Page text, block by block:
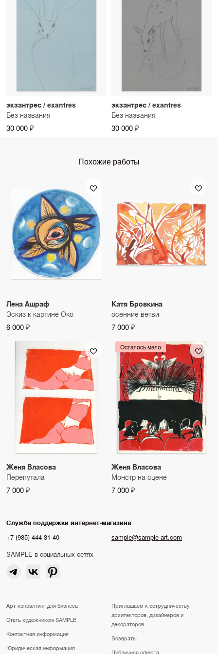
экзантрес / exantres
Без названия
30 000 ₽
экзантрес / exantres
Без названия
30 000 ₽
Похожие работы
Лена Ашраф
Эскиз к картине Око
6 000 ₽
Катя Бровкина
осенние ветви
7 000 ₽
Женя Власова
Перепутала
7 000 ₽
Осталось мало
Женя Власова
Монстр на сцене
7 000 ₽
Служба поддержки интернет-магазина
+7 (985) 444-31-40
sample@sample-art.com
SAMPLE в социальных сетях
Арт-консалтинг для бизнеса
Стать художником SAMPLE
Контактная информация
Юридическая информация
Приглашаем к сотрудничеству
архитекторов, дизайнеров и
декораторов
Возвраты
Публичная оферта